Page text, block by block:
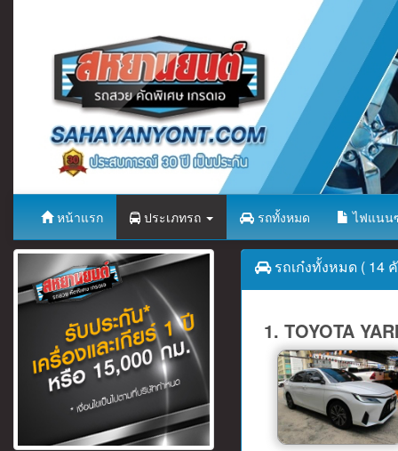
หน้าแรก ประเภทรถ รถทั้งหมด ไฟแนน
รถเก๋งทั้งหมด ( 14
1. TOYOTA